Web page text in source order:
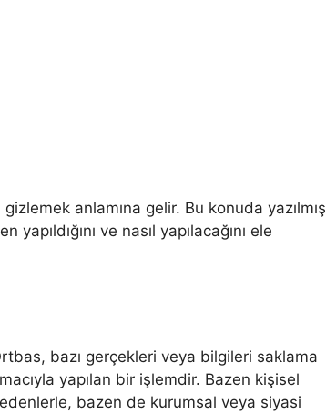
anlamına gelir. Bu konuda yazılmış
ve nasıl yapılacağını ele
bazı gerçekleri veya bilgileri saklama
yapılan bir işlemdir. Bazen kişisel
bazen de kurumsal veya siyasi